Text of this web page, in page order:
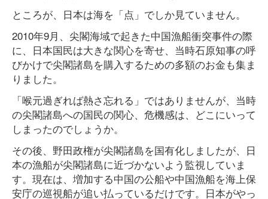
ところが、日本は海を「点」でしか見ていません。
2010年9月、尖閣海域で起きた中国漁船衝突事件の際
に、日本国民は大きな関心を寄せ、当時石原知事の呼
びかけで尖閣諸島を購入するための多額のお金も集ま
りました。
「喉元過ぎれば熱さ忘れる」ではありませんが、当時
の尖閣諸島への国民の関心、危機感は、どこにいって
しまったのでしょうか。
その後、野田政権が尖閣諸島を国有化しましたが、日
本の漁船が尖閣諸島に近づかないよう監視していま
す。現在は、増加する中国の公船や中国漁船を海上保
安庁の巡視船が追い払っているだけです。日本がやっ